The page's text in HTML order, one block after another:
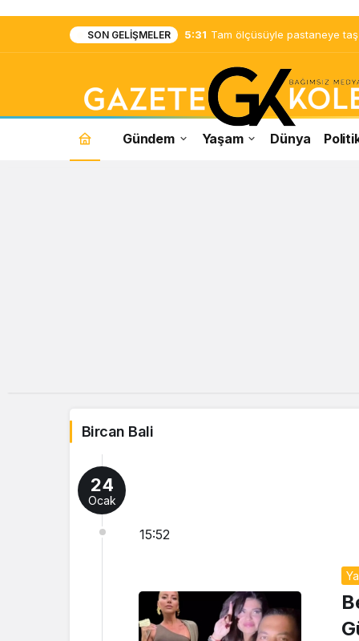
SON GELIŞMELER 5:31 Tam ölçüsüyle pastaneye
Bircan
Gündem Yaşam Dünya
Bircan Bali
24
Ocak
15:52